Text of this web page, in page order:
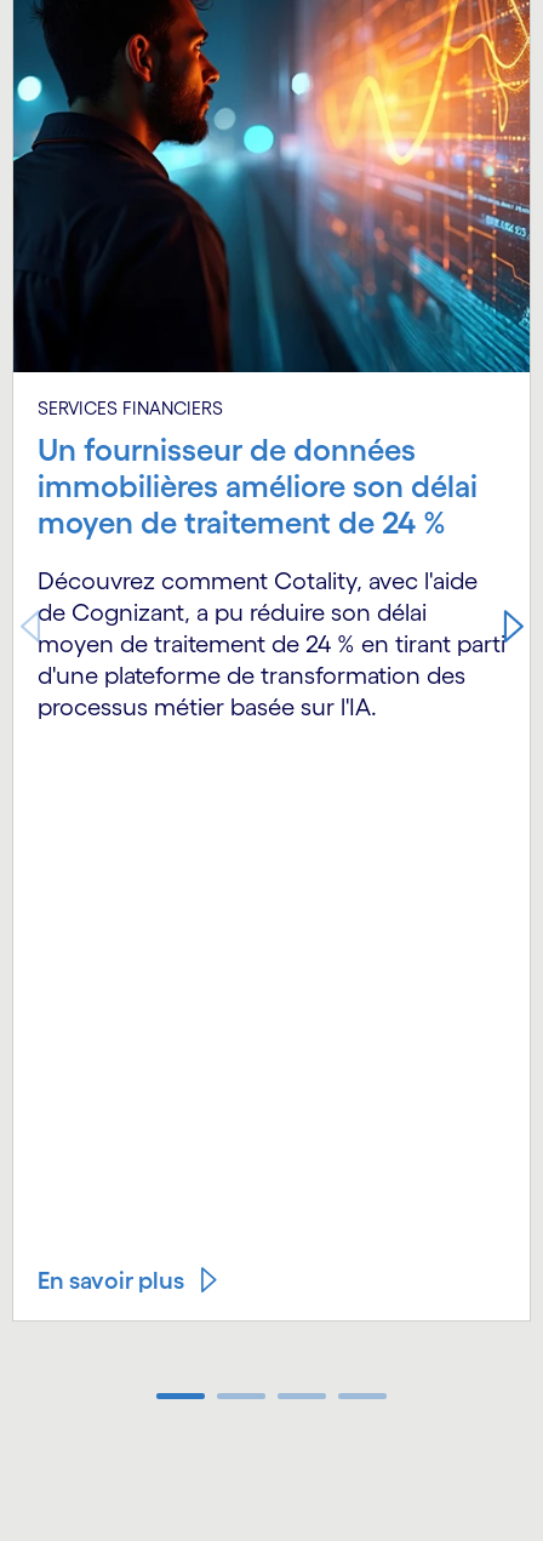
SERVICES FINANCIERS
Un fournisseur de données
immobilières améliore son délai
moyen de traitement de 24 %
Découvrez comment Cotality, avec l'aide
de Cognizant, a pu réduire son délai
moyen de traitement de 24 % en tirant parti
d'une plateforme de transformation des
processus métier basée sur l'IA.
En savoir plus